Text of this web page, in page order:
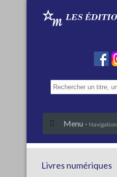
Menu - Navigation
Livres numériques